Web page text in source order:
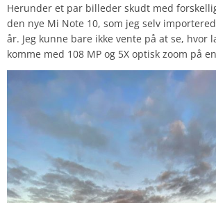
Herunder et par billeder skudt med
den nye Mi Note 10, som jeg selv
år. Jeg kunne bare ikke vente på at se, hvor
komme med 108 MP og 5X optisk zoom på